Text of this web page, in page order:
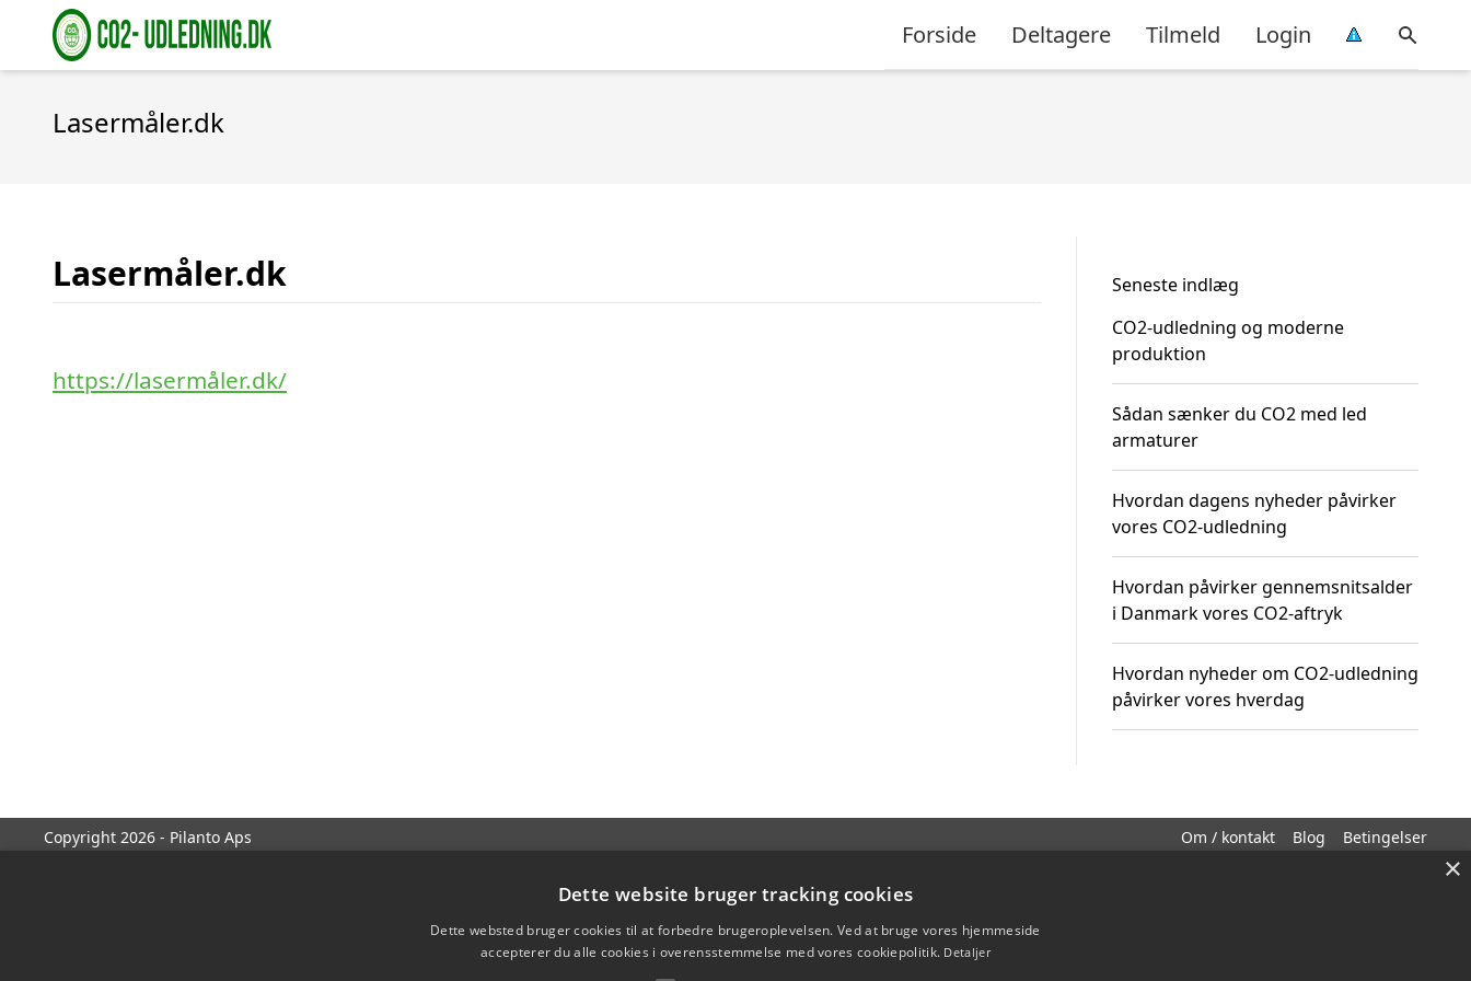
Forside Deltagere Tilmeld Login
Lasermåler.dk
Lasermåler.dk
https://lasermåler.dk/
Seneste indlæg
CO2-udledning og moderne
produktion
Sådan sænker du CO2 med led
armaturer
Hvordan dagens nyheder påvirker
vores CO2-udledning
Hvordan påvirker gennemsnitsalder
i Danmark vores CO2-aftryk
Hvordan nyheder om CO2-udledning
påvirker vores hverdag
Copyright 2026 - Pilanto Aps Om / kontakt Blog Betingelser
×
Dette website bruger tracking cookies
Dette websted bruger cookies til at forbedre brugeroplevelsen. Ved at bruge vores hjemmeside
accepterer du alle cookies i overensstemmelse med vores cookiepolitik. Detaljer